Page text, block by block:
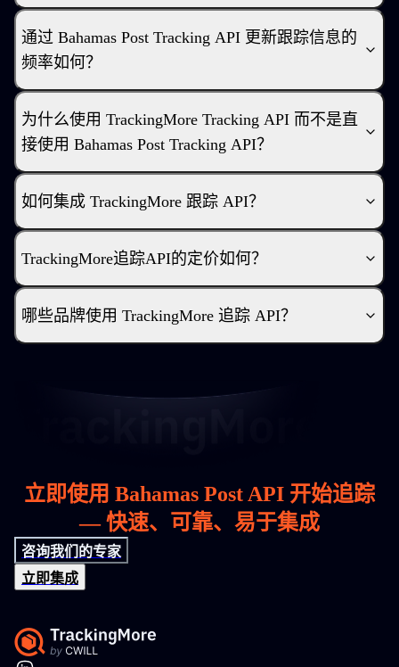
通过 Bahamas Post Tracking API 更新跟踪信息的
频率如何？
为什么使用 TrackingMore Tracking API 而不是直
接使用 Bahamas Post Tracking API？
如何集成 TrackingMore 跟踪 API？
TrackingMore追踪API的定价如何？
哪些品牌使用 TrackingMore 追踪 API？
立即使用 Bahamas Post API 开始追踪
— 快速、可靠、易于集成
咨询我们的专家
立即集成